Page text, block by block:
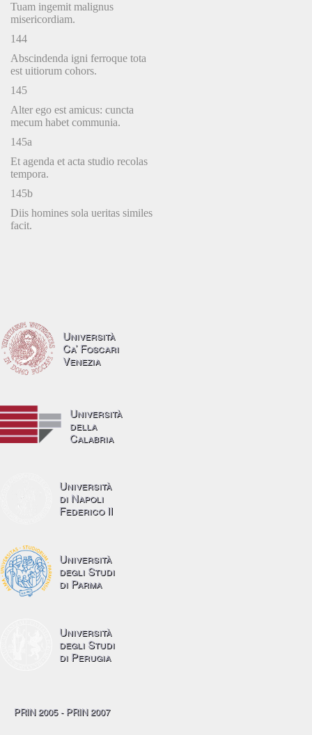
Tuam ingemit malignus
misericordiam.
144
Abscindenda igni ferroque tota
est uitiorum cohors.
145
Alter ego est amicus: cuncta
mecum habet communia.
145a
Et agenda et acta studio recolas
tempora.
145b
Diis homines sola ueritas similes
facit.
Università
Ca’ Foscari
Venezia
Università
della
Calabria
Università
di Napoli
Federico II
Università
degli Studi
di Parma
Università
degli Studi
di Perugia
PRIN 2005 - PRIN 2007